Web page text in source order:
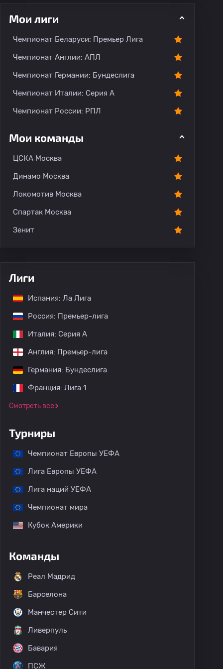
Мои лиги
Чемпионат Беларуси: Премьер Лига
Чемпионат Англии: АПЛ
Чемпионат Германии: Бундеслига
Чемпионат Италии: Серия А
Чемпионат России: РПЛ
Мои команды
ЦСКА Москва
Динамо Москва
Локомотив Москва
Спартак Москва
Зенит
Лиги
Испания: Ла Лига
Россия: Премьер-лига
Италия: Серия А
Англия: Премьер-лига
Германия: Бундеслига
Франция: Лига 1
Смотреть все
Турниры
Чемпионат Европы УЕФА
Лига Европы УЕФА
Лига наций УЕФА
Чемпионат мира
Кубок Америки
Команды
Реал Мадрид
Барселона
Манчестер Сити
Ливерпуль
Бавария
ПСЖ